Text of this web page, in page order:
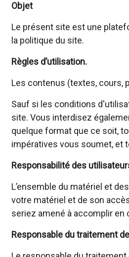
Objet
Le présent site est une
la politique du site.
Règles d’utilisation.
Les contenus (textes, cours,
Sauf si les conditions
site. Vous interdisez
quelque format que ce soit,
impératives vous soumet, et
Responsabilité des
L’ensemble du matériel et
votre matériel et de son
seriez amené à accomplir en
Responsable du traitement